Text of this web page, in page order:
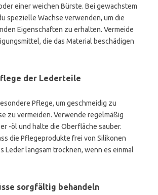
einer weichen Bürste. Bei gewachstem
spezielle Wachse verwenden, um die
Eigenschaften zu erhalten. Vermeide
die das Material beschädigen
der Lederteile
Pflege, um geschmeidig zu
zu vermeiden. Verwende regelmäßig
-öl und halte die Oberfläche sauber.
die Pflegeprodukte frei von Silikonen
Leder langsam trocknen, wenn es einmal
sorgfältig behandeln